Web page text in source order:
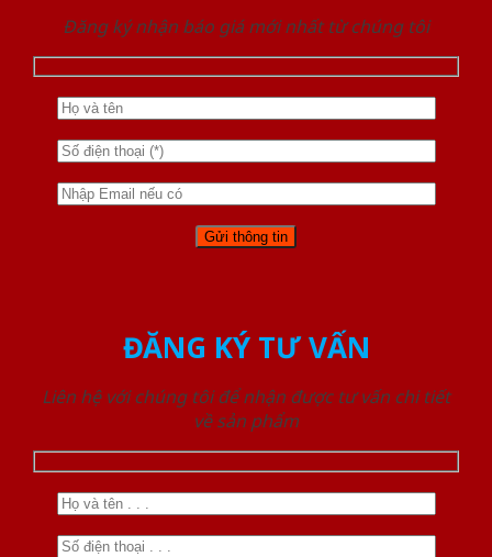
Đăng ký nhận báo giá mới nhất từ chúng tôi
ĐĂNG KÝ TƯ VẤN
Liên hệ với chúng tôi để nhận được tư vấn chi tiết
về sản phẩm